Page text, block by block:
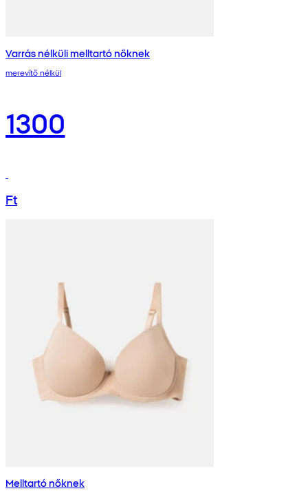
Varrás nélküli melltartó nőknek
merevítő nélkül
1300
Ft
Melltartó nőknek